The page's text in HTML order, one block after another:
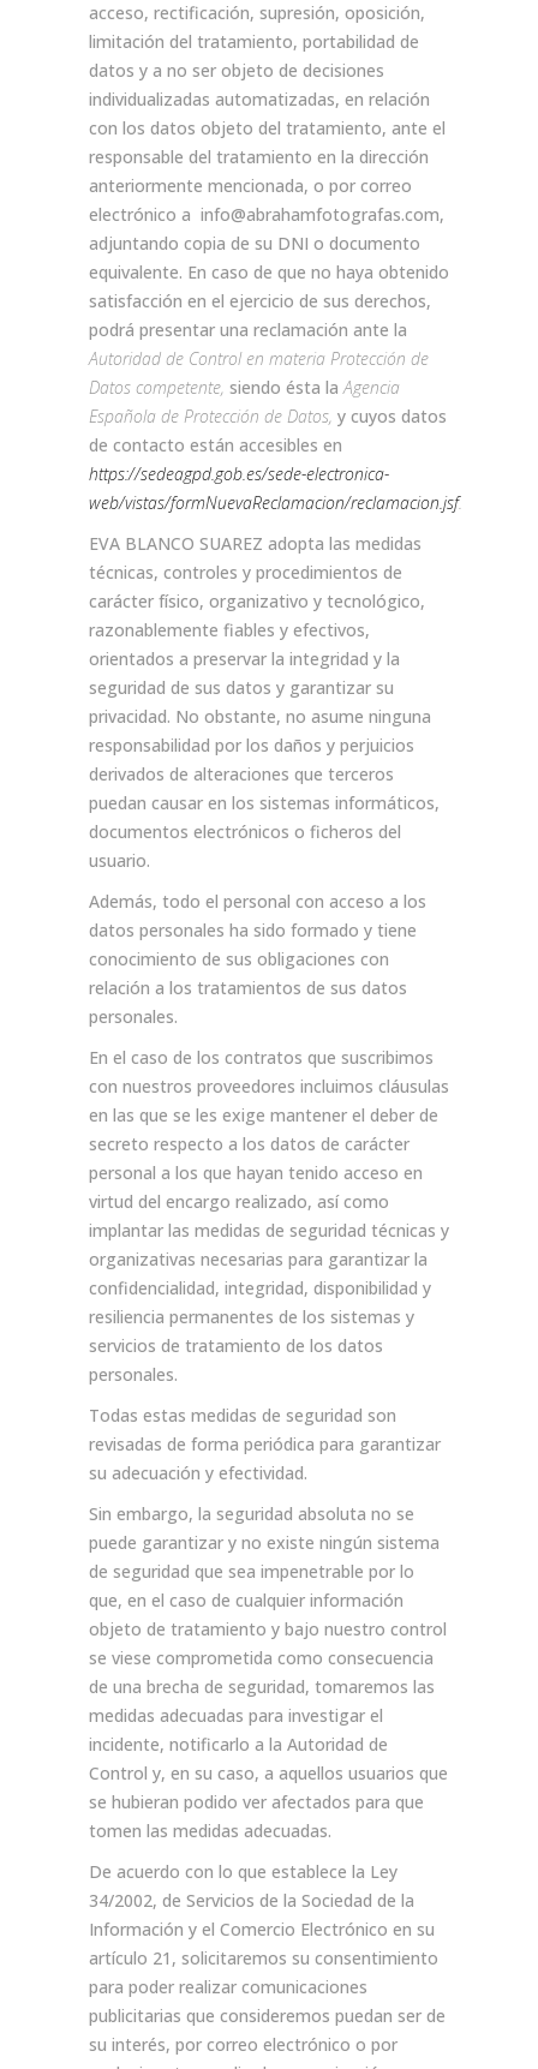
acceso, rectificación, supresión, oposición,
limitación del tratamiento, portabilidad de
datos y a no ser objeto de decisiones
individualizadas automatizadas, en relación
con los datos objeto del tratamiento, ante el
responsable del tratamiento en la dirección
anteriormente mencionada, o por correo
electrónico a info@abrahamfotografas.com,
adjuntando copia de su DNI o documento
equivalente. En caso de que no haya obtenido
satisfacción en el ejercicio de sus derechos,
podrá presentar una reclamación ante la
Autoridad de Control en materia Protección de
Datos competente, siendo ésta laAgencia
Española de Protección de Datos, y cuyos datos
de contacto están accesibles en
https://sedeagpd.gob.es/sede-electronica-
web/vistas/formNuevaReclamacion/reclamacion.jsf.
EVA BLANCO SUAREZ adopta las medidas
técnicas, controles y procedimientos de
carácter físico, organizativo y tecnológico,
razonablemente fiables y efectivos,
orientados a preservar la integridad y la
seguridad de sus datos y garantizar su
privacidad. No obstante, no asume ninguna
responsabilidad por los daños y perjuicios
derivados de alteraciones que terceros
puedan causar en los sistemas informáticos,
documentos electrónicos o ficheros del
usuario.
Además, todo el personal con acceso a los
datos personales ha sido formado y tiene
conocimiento de sus obligaciones con
relación a los tratamientos de sus datos
personales.
En el caso de los contratos que suscribimos
con nuestros proveedores incluimos cláusulas
en las que se les exige mantener el deber de
secreto respecto a los datos de carácter
personal a los que hayan tenido acceso en
virtud del encargo realizado, así como
implantar las medidas de seguridad técnicas y
organizativas necesarias para garantizar la
confidencialidad, integridad, disponibilidad y
resiliencia permanentes de los sistemas y
servicios de tratamiento de los datos
personales.
Todas estas medidas de seguridad son
revisadas de forma periódica para garantizar
su adecuación y efectividad.
Sin embargo, la seguridad absoluta no se
puede garantizar y no existe ningún sistema
de seguridad que sea impenetrable por lo
que, en el caso de cualquier información
objeto de tratamiento y bajo nuestro control
se viese comprometida como consecuencia
de una brecha de seguridad, tomaremos las
medidas adecuadas para investigar el
incidente, notificarlo a la Autoridad de
Control y, en su caso, a aquellos usuarios que
se hubieran podido ver afectados para que
tomen las medidas adecuadas.
De acuerdo con lo que establece la Ley
34/2002, de Servicios de la Sociedad de la
Información y el Comercio Electrónico en su
artículo 21, solicitaremos su consentimiento
para poder realizar comunicaciones
publicitarias que consideremos puedan ser de
su interés, por correo electrónico o por